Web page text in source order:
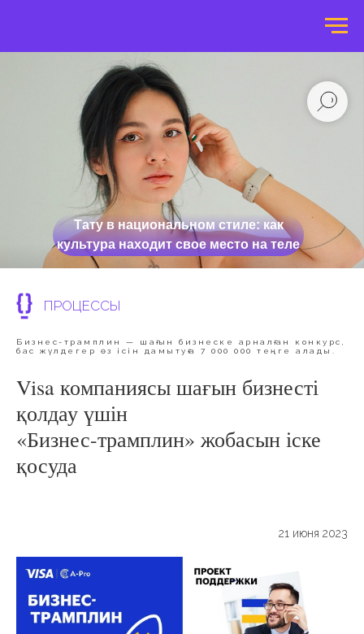
Тату в национальном стиле: как
культура находит свое место на теле
ПРОЦЕССЫ
Бизнес-трамплин — шағын бизнеске арналған конкурс,
бас жүлдегер өз ісін дамытуға 7 000 000 теңге алады.
Visa компаниясы шағын бизнесті
қолдау үшін
«Бизнес-трамплин» жобасын іске
қосуда
21 июня 2023